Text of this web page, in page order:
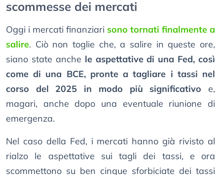
scommesse dei mercati
Oggi i mercati finanziari sono tornati finalmente a
salire. Ciò non toglie che, a salire in queste ore,
siano state anche le aspettative di una Fed, così
come di una BCE, pronte a tagliare i tassi nel
corso del 2025 in modo più significativo e,
magari, anche dopo una eventuale riunione di
emergenza.
Nel caso della Fed, i mercati hanno già rivisto al
rialzo le aspettative sui tagli dei tassi, e ora
scommettono su ben cinque sforbiciate dei tassi